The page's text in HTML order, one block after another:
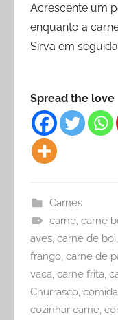
Acrescente um
enquanto a
Sirva em
Spread the love
Carnes
carne, carne
aves carne de boi
frango carne de
vaca carne frita
Churrasco comida
cozinhar carne